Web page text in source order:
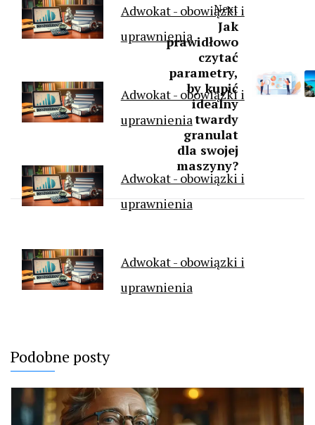
Adwokat - obowiązki i
uprawnienia
Adwokat - obowiązki i
uprawnienia
Adwokat - obowiązki i
uprawnienia
Adwokat - obowiązki i
uprawnienia
Next
Jak
prawidłowo
czytać
parametry,
by kupić
idealny
twardy
granulat
dla swojej
maszyny?
Podobne posty